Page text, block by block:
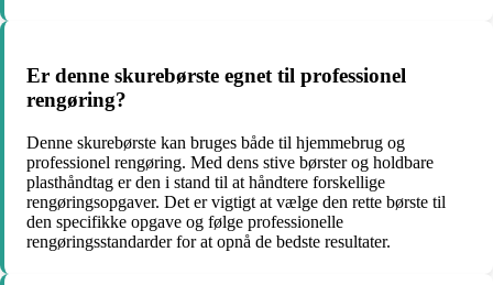
Er denne skurebørste egnet til professionel
rengøring?
Denne skurebørste kan bruges både til hjemmebrug og
professionel rengøring. Med dens stive børster og holdbare
plasthåndtag er den i stand til at håndtere forskellige
rengøringsopgaver. Det er vigtigt at vælge den rette børste til
den specifikke opgave og følge professionelle
rengøringsstandarder for at opnå de bedste resultater.